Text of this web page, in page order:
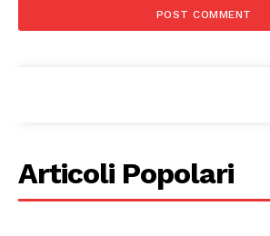
Articoli Popolari